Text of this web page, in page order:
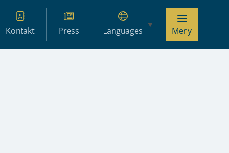
Kontakt Press Languages Meny